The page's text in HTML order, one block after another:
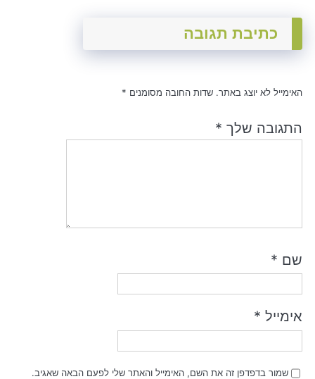
כתיבת תגובה
האימייל לא יוצג באתר. שדות החובה מסומנים *
התגובה שלך *
שם *
אימייל *
שמור בדפדפן זה את השם, האימייל והאתר שלי לפעם הבאה שאגיב.